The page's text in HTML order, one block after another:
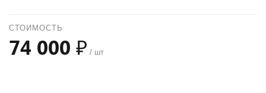
СТОИМОСТЬ
74 000 ₽ / шт